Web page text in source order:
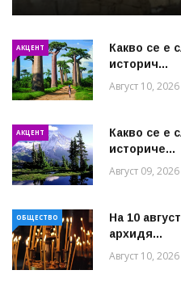
АКЦЕНТ
Какво се е
историч...
Август 10, 2026
АКЦЕНТ
Какво се е
историче...
Август 09, 2026
ОБЩЕСТВО
На 10
архидя...
Август 10, 2026